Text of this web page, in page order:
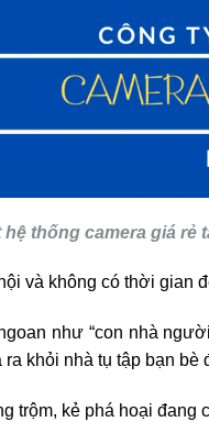
hệ thống camera giá rẻ
và không có thời gian
như “con nhà
khỏi nhà tụ tập bạn bè
trộm, kẻ phá hoại